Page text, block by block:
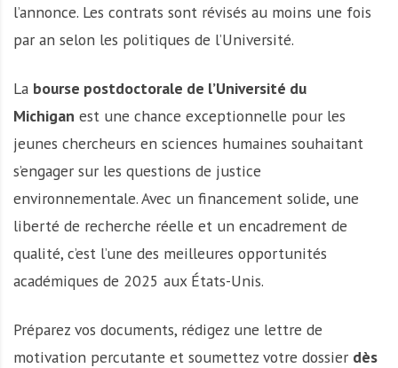
l’annonce. Les contrats sont révisés au moins une fois
par an selon les politiques de l’Université.
La bourse postdoctorale de l’Université du
Michigan est une chance exceptionnelle pour les
jeunes chercheurs en sciences humaines souhaitant
s’engager sur les questions de justice
environnementale. Avec un financement solide, une
liberté de recherche réelle et un encadrement de
qualité, c’est l’une des meilleures opportunités
académiques de 2025 aux États-Unis.
Préparez vos documents, rédigez une lettre de
motivation percutante et soumettez votre dossier dès